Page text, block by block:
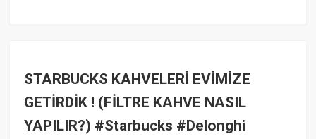
STARBUCKS KAHVELERİ EVİMİZE
GETİRDİK ! (FİLTRE KAHVE NASIL
YAPILIR?) #Starbucks #Delonghi